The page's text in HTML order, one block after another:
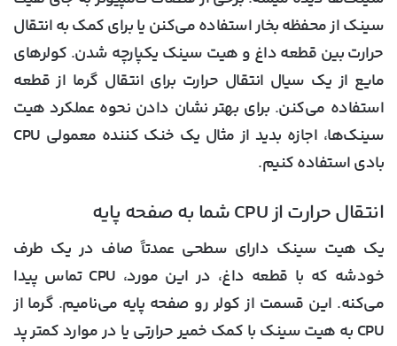
سینک از محفظه بخار استفاده می‌‌کنن یا برای کمک به انتقال
حرارت بین قطعه داغ و هیت سینک یکپارچه شدن. کولرهای
مایع از یک سیال انتقال حرارت برای انتقال گرما از قطعه
استفاده می‌کنن. برای بهتر نشان دادن نحوه عملکرد هیت
سینک‌ها، اجازه بدید از مثال یک خنک کننده معمولی CPU
بادی استفاده کنیم.
انتقال حرارت از CPU شما به صفحه پایه
یک هیت سینک دارای سطحی عمدتاً صاف در یک طرف
خودشه که با قطعه داغ، در این مورد، CPU تماس پیدا
می‌کنه. این قسمت از کولر رو صفحه پایه می‌نامیم. گرما از
CPU به هیت سینک با کمک خمیر حرارتی یا در موارد کمتر پد